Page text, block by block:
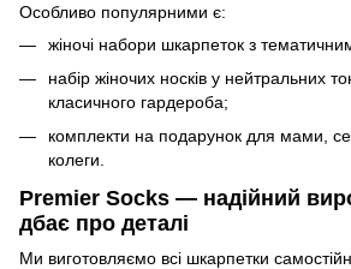
Особливо популярними є:
жіночі набори шкарпеток з
набір жіночих носків у нейтральних
класичного гардероба;
комплекти на подарунок для мами,
колеги.
Premier Socks — надійний
дбає про деталі
Ми виготовляємо всі шкарпетки